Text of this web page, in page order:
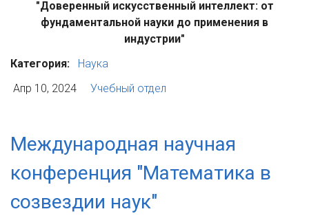
"Доверенный искусственный интеллект: от
фундаментальной науки до применения в
индустрии"
Категория:
Наука
Апр 10, 2024
Учебный отдел
Международная научная
конференция "Математика в
созвездии наук"